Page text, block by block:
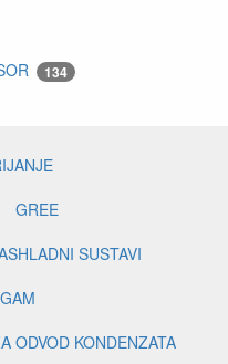
134
GREE
SUSTAVI
ODVOD KONDENZATA